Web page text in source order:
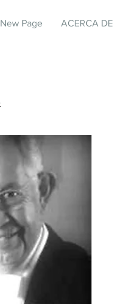
New Page ACERCA DE